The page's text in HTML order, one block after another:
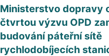
Ministerstvo dopravy
čtvrtou výzvu OPD
budování páteřní sítě
rychlodobíjecích